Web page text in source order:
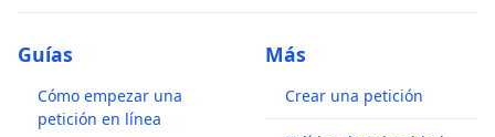
Guías
Cómo empezar una
petición en línea
Más
Crear una petición